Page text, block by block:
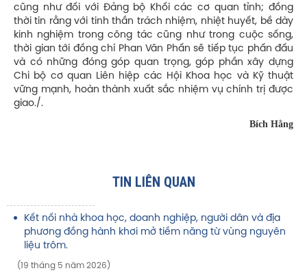
cũng như đối với Đảng bộ Khối các cơ quan tỉnh; đồng
thời tin rằng với tinh thần trách nhiệm, nhiệt huyết, bề dày
kinh nghiệm trong công tác cũng như trong cuộc sống,
thời gian tới đồng chí Phan Văn Phấn sẽ tiếp tục phấn đấu
và có những đóng góp quan trọng, góp phần xây dựng
Chi bộ cơ quan Liên hiệp các Hội Khoa học và Kỹ thuật
vững mạnh, hoàn thành xuất sắc nhiệm vụ chính trị được
giao./.
Bích Hằng
TIN LIÊN QUAN
Kết nối nhà khoa học, doanh nghiệp, người dân và địa
phương đồng hành khơi mở tiềm năng từ vùng nguyên
liệu trôm.
(19 tháng 5 năm 2026)